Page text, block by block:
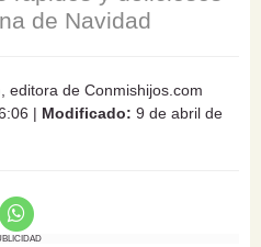
de Navidad
, editora de Conmishijos.com
| Modificado: 9 de abril de